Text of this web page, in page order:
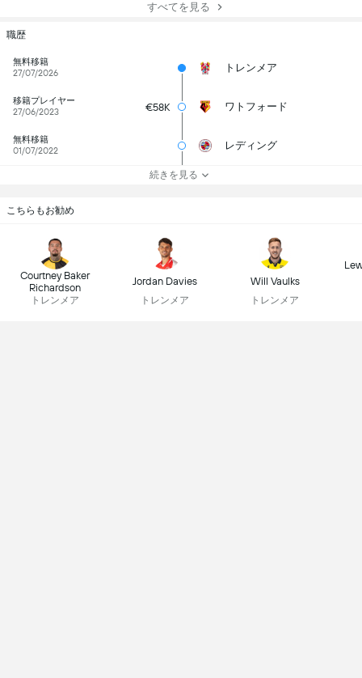
すべてを見る
職歴
無料移籍
27/07/2026
トレンメア
移籍プレイヤー
27/06/2023
€58K ワトフォード
無料移籍
01/07/2022
レディング
続きを見る
こちらもお勧め
Courtney Baker
Richardson
トレンメア
Jordan Davies
トレンメア
Will Vaulks
トレンメア